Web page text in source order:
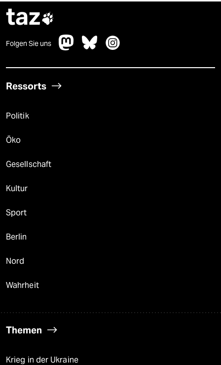
taz
Folgen Sie uns
Ressorts
Politik
Öko
Gesellschaft
Kultur
Sport
Berlin
Nord
Wahrheit
Themen
Krieg in der Ukraine